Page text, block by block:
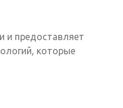
и предоставляет
которые